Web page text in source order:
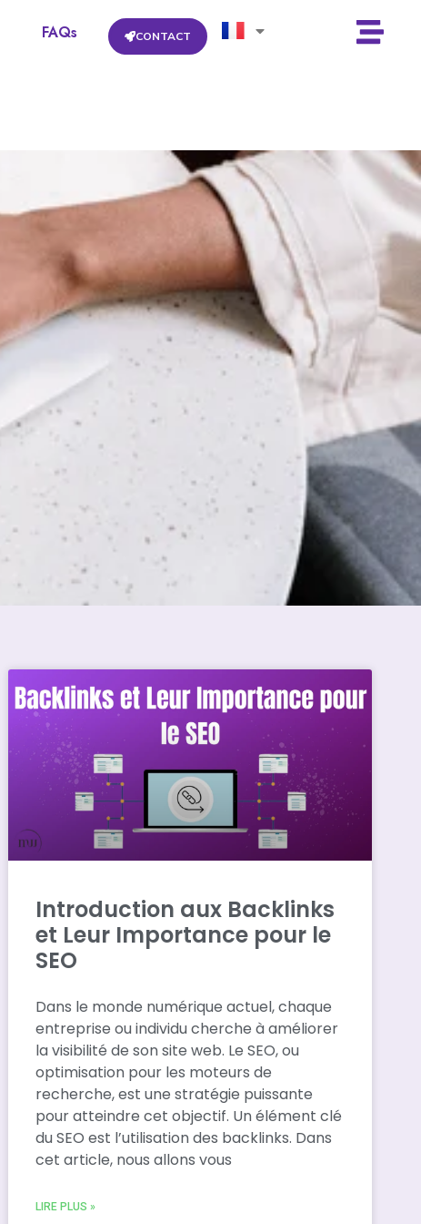
FAQs CONTACT
Introduction aux Backlinks
et Leur Importance pour le
SEO
Dans le monde numérique actuel, chaque
entreprise ou individu cherche à améliorer
la visibilité de son site web. Le SEO, ou
optimisation pour les moteurs de
recherche, est une stratégie puissante
pour atteindre cet objectif. Un élément clé
du SEO est l’utilisation des backlinks. Dans
cet article, nous allons vous
LIRE PLUS »